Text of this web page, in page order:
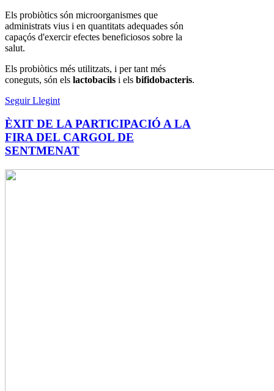
Els probiòtics són microorganismes que
administrats vius i en quantitats adequades són
capaçós d'exercir efectes beneficiosos sobre la
salut.
Els probiòtics més utilitzats, i per tant més
coneguts, són els lactobacils i els bifidobacteris.
Seguir Llegint
ÈXIT DE LA PARTICIPACIÓ A LA
FIRA DEL CARGOL DE
SENTMENAT